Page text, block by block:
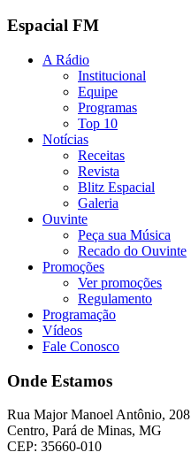
Espacial FM
A Rádio
Institucional
Equipe
Programas
Top 10
Notícias
Receitas
Revista
Blitz Espacial
Galeria
Ouvinte
Peça sua Música
Recado do Ouvinte
Promoções
Ver promoções
Regulamento
Programação
Vídeos
Fale Conosco
Onde Estamos
Rua Major Manoel Antônio, 208
Centro, Pará de Minas, MG
CEP: 35660-010